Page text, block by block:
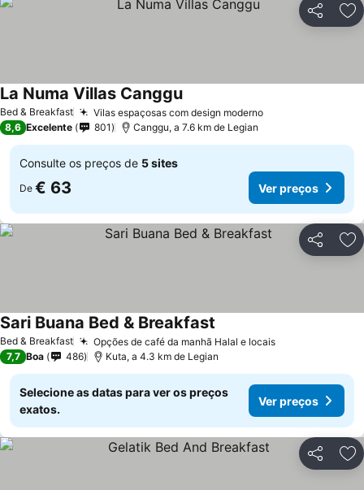
Partilhar
Bed & Breakfast Vilas espaçosas com design modernoVer preços
La Numa Villas CangguVer preços
8,6 Excelente 801 Canggu, a 7.6 km de Legian
Consulte os preços de 5 sites
De € 63 Ver preços
Partilhar
Bed & Breakfast Opções de café da manhã Halal e locaisVer preços
Sari Buana Bed & Breakfast
7,7 Boa 486 Kuta, a 4.3 km de Legian
Selecione as datas para ver os preços
exatos.
Ver preços
Partilhar